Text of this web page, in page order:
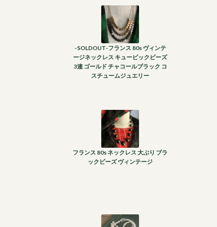
-SOLDOUT-フランス 80s ヴィンテ
ージネックレス キュービックビーズ
3連 ゴールド チャコールブラック コ
スチュームジュエリー
フランス 80s ネックレス 大ぶり ブラ
ックビーズ ヴィンテージ